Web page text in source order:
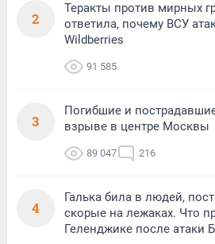
2
Теракты против мирных
ответила, почему ВСУ
Wildberries
91 585
3
Погибшие и
взрыве в центре Москвы
89 047 216
4
Галька била в людей,
скорые на лежаках. Что
Геленджике после атаки